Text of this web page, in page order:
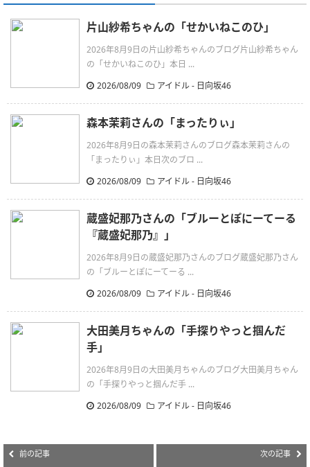
片山紗希ちゃんの「せかいねこのひ」
2026年8月9日の片山紗希ちゃんのブログ片山紗希ちゃん
の「せかいねこのひ」本日 ...
2026/08/09
アイドル - 日向坂46
森本茉莉さんの「まったりぃ」
2026年8月9日の森本茉莉さんのブログ森本茉莉さんの
「まったりぃ」本日次のブロ ...
2026/08/09
アイドル - 日向坂46
蔵盛妃那乃さんの「ブルーとぽにーてーる
『蔵盛妃那乃』」
2026年8月9日の蔵盛妃那乃さんのブログ蔵盛妃那乃さん
の「ブルーとぽにーてーる ...
2026/08/09
アイドル - 日向坂46
大田美月ちゃんの「手探りやっと掴んだ
手」
2026年8月9日の大田美月ちゃんのブログ大田美月ちゃん
の「手探りやっと掴んだ手 ...
2026/08/09
アイドル - 日向坂46
前の記事 次の記事